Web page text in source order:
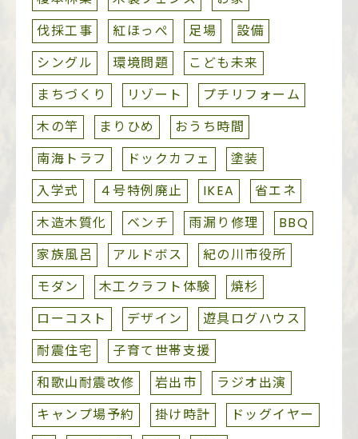
伐採工事
紅ほっぺ 足場
設備
シングル
環境問題
こども未来
まちづくり
リゾート
プチリフォーム
木の竿
まりひめ
おうち時間
南海トラフ
ドックカフェ
塗装
入学式
４号特例廃止 IKEA
省エネ
木造木質化
ベンチ 雨漏り修理
BBQ
家族風呂
アルドボス
紀の川市役所
モダン
木工クラフト体験
焼杉
ローコスト
デザイン
遊具ログハウス
耐震住宅
子育て世帯支援
和歌山耐震改修
岩出市
ラジオ出演
キャンプ場予約
掛け時計
ドッグイヤー